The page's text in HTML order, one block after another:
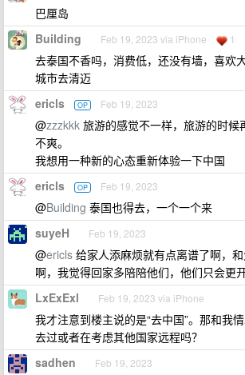
巴厘岛
Building Feb 19, 2023 via iPhone 1
去泰国不香吗，消费低，还没有墙，喜欢
城市去清迈
ericls OP Feb 19, 2023
@zzzkkk 旅游的感觉不一样，旅游的时候
不爽。
我想用一种新的心态重新体验一下中国
ericls OP Feb 19, 2023
@Building 泰国也得去，一个一个来
suyeH Feb 19, 2023
@ericls 给家人添麻烦就有点离谱了啊，
啊，我觉得回家多陪陪他们，他们只会更
LxExExl Feb 19, 2023 via iPhone
我才注意到楼主说的是“去中国”。那和我
去过或者在考虑其他国家远程吗？
sadhen Feb 19, 2023